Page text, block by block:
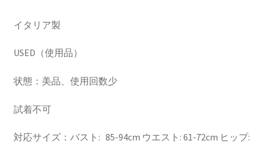
イタリア製
USED（使用品）
状態：美品、使用回数少
試着不可
対応サイズ：バスト: 85-94cm ウエスト: 61-72cm ヒップ: